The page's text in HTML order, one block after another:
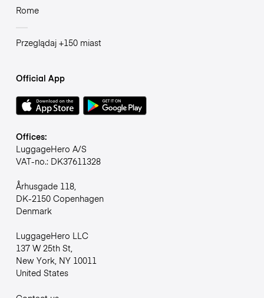
Rome
Przeglądaj +150 miast
Official App
Offices:
LuggageHero A/S
VAT-no.: DK37611328
Århusgade 118,
DK-2150 Copenhagen
Denmark
LuggageHero LLC
137 W 25th St,
New York, NY 10011
United States